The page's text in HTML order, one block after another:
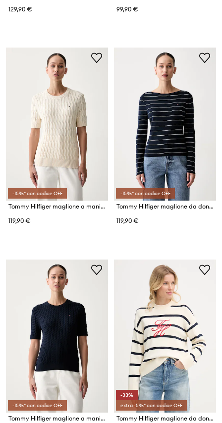
129,90 €
99,90 €
-15%* con codice OFF
Tommy Hilfiger maglione a maniche corte da donna in cotone
119,90 €
-15%* con codice OFF
Tommy Hilfiger maglione da donna con cotone
119,90 €
-15%* con codice OFF
Tommy Hilfiger maglione a maniche corte da donna in cotone
-33%
extra -5%* con codice OFF
Tommy Hilfiger maglione da donna in cotone